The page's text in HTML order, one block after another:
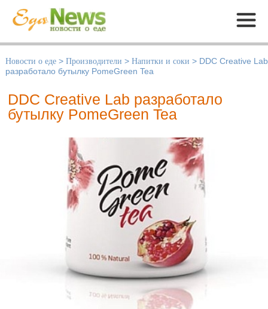
Меню
Новости о еде > Производители > Напитки и соки > DDC Creative Lab
разработало бутылку PomeGreen Tea
DDC Creative Lab разработало
бутылку PomeGreen Tea